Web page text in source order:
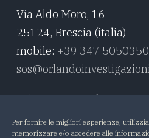
Per fornire le migliori esperienze,
memorizzare e/o accedere alle
Via Aldo Moro, 16
25124, Brescia (italia)
mobile: +39 347 5050350
Risorse utili
Investigazioni private